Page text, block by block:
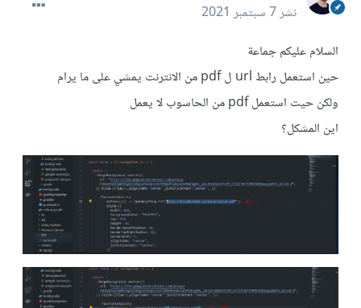
نشر7 سبتمبر 2021
السلام عليكم جماعة
حين استعمل رابط url ل pdf من الانترنت يمشي على ما يرام
ولكن حيت استعمل pdf من الحاسوب لا يعمل
اين المشكل؟